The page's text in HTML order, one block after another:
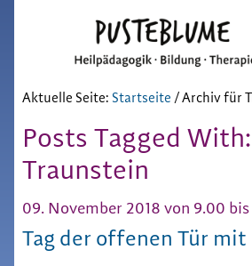
Hauptnavigation
content
Pusteblume
Chiemgau
Aktuelle Seite: Startseite /Archiv für
Posts Tagged With:
Traunstein
Tag der offenen Tür mit
09. November 2018 von 9.00